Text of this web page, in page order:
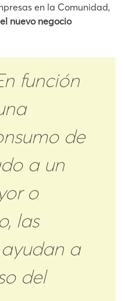
en la Comunidad,
nuevo negocio
función
de
a un
o
las
a
del